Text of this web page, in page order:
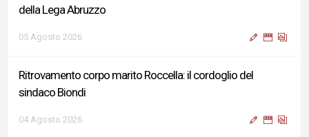
della Lega Abruzzo
05 Agosto 2026
Ritrovamento corpo marito Roccella: il cordoglio del
sindaco Biondi
04 Agosto 2026